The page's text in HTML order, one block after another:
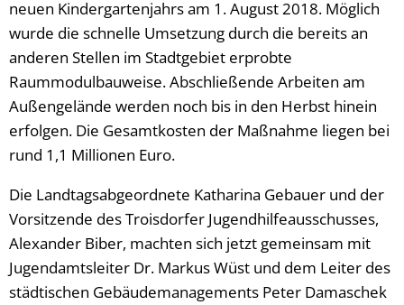
neuen Kindergartenjahrs am 1. August 2018. Möglich
wurde die schnelle Umsetzung durch die bereits an
anderen Stellen im Stadtgebiet erprobte
Raummodulbauweise. Abschließende Arbeiten am
Außengelände werden noch bis in den Herbst hinein
erfolgen. Die Gesamtkosten der Maßnahme liegen bei
rund 1,1 Millionen Euro.
Die Landtagsabgeordnete Katharina Gebauer und der
Vorsitzende des Troisdorfer Jugendhilfeausschusses,
Alexander Biber, machten sich jetzt gemeinsam mit
Jugendamtsleiter Dr. Markus Wüst und dem Leiter des
städtischen Gebäudemanagements Peter Damaschek